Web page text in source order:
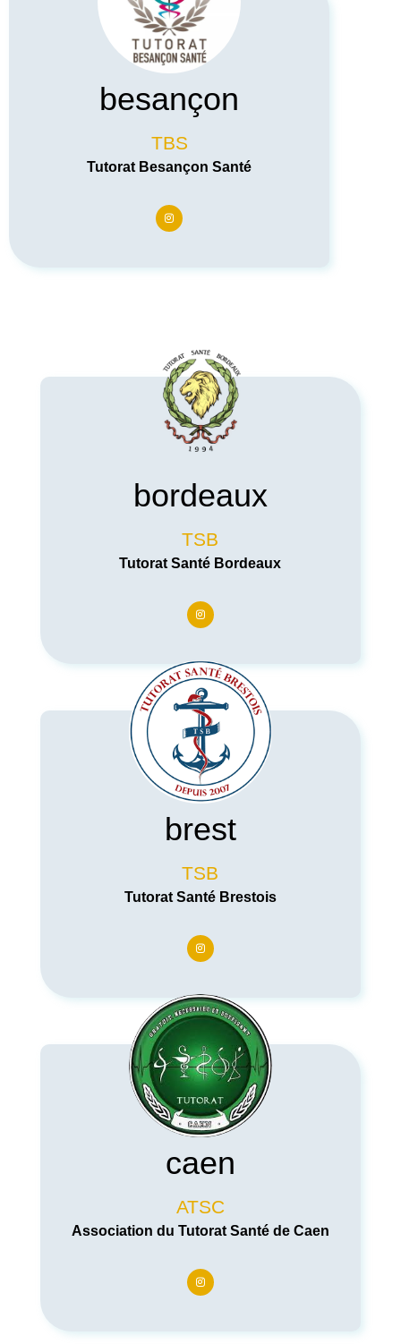
besançon
TBS
Tutorat Besançon Santé
bordeaux
TSB
Tutorat Santé Bordeaux
brest
TSB
Tutorat Santé Brestois
caen
ATSC
Association du Tutorat Santé de Caen